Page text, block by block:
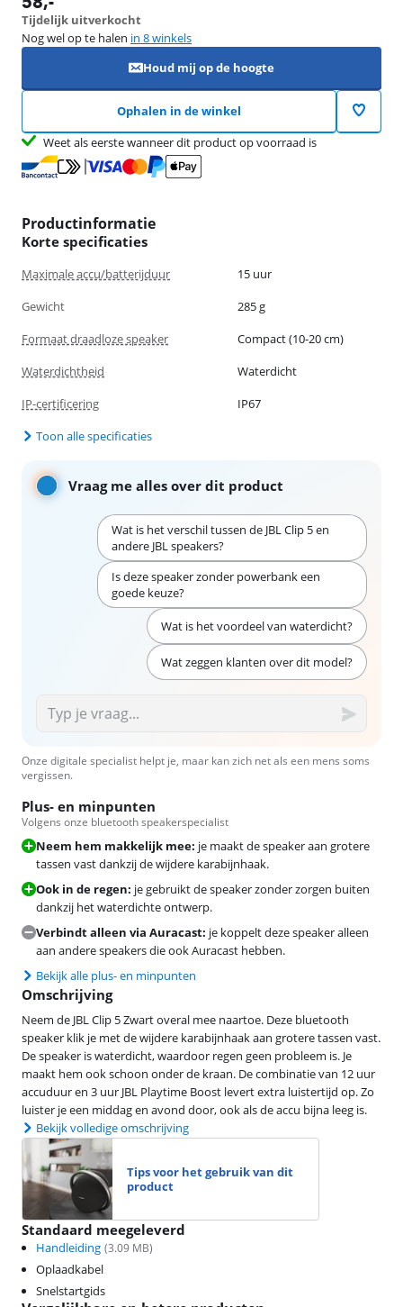
Tijdelijk uitverkocht
Nog wel op te halen in 8 winkels
Houd mij op de hoogte
Ophalen in de winkel
Weet als eerste wanneer dit product op voorraad is
Productinformatie
Korte specificaties
Maximale accu/batterijduur
15 uur
Gewicht
285 g
Formaat draadloze speaker
Compact (10-20 cm)
Waterdichtheid
Waterdicht
IP-certificering
IP67
Toon alle specificaties
Vraag me alles over dit product
Wat is het verschil tussen de JBL Clip 5 en
andere JBL speakers?
Is deze speaker zonder powerbank een
goede keuze?
Wat is het voordeel van waterdicht?
Wat zeggen klanten over dit model?
Onze digitale specialist helpt je, maar kan zich net als een mens soms
vergissen.
Plus- en minpunten
Volgens onze bluetooth speakerspecialist
Neem hem makkelijk mee: je maakt de speaker aan grotere
tassen vast dankzij de wijdere karabijnhaak.
Ook in de regen: je gebruikt de speaker zonder zorgen buiten
dankzij het waterdichte ontwerp.
Verbindt alleen via Auracast: je koppelt deze speaker alleen
aan andere speakers die ook Auracast hebben.
Bekijk alle plus- en minpunten
Omschrijving
Neem de JBL Clip 5 Zwart overal mee naartoe. Deze bluetooth
speaker klik je met de wijdere karabijnhaak aan grotere tassen vast.
De speaker is waterdicht, waardoor regen geen probleem is. Je
maakt hem ook schoon onder de kraan. De combinatie van 12 uur
accuduur en 3 uur JBL Playtime Boost levert extra luistertijd op. Zo
luister je een middag en avond door, ook als de accu bijna leeg is.
Bekijk volledige omschrijving
Tips voor het gebruik van dit
product
Standaard meegeleverd
Handleiding (3.09 MB)
Oplaadkabel
Snelstartgids